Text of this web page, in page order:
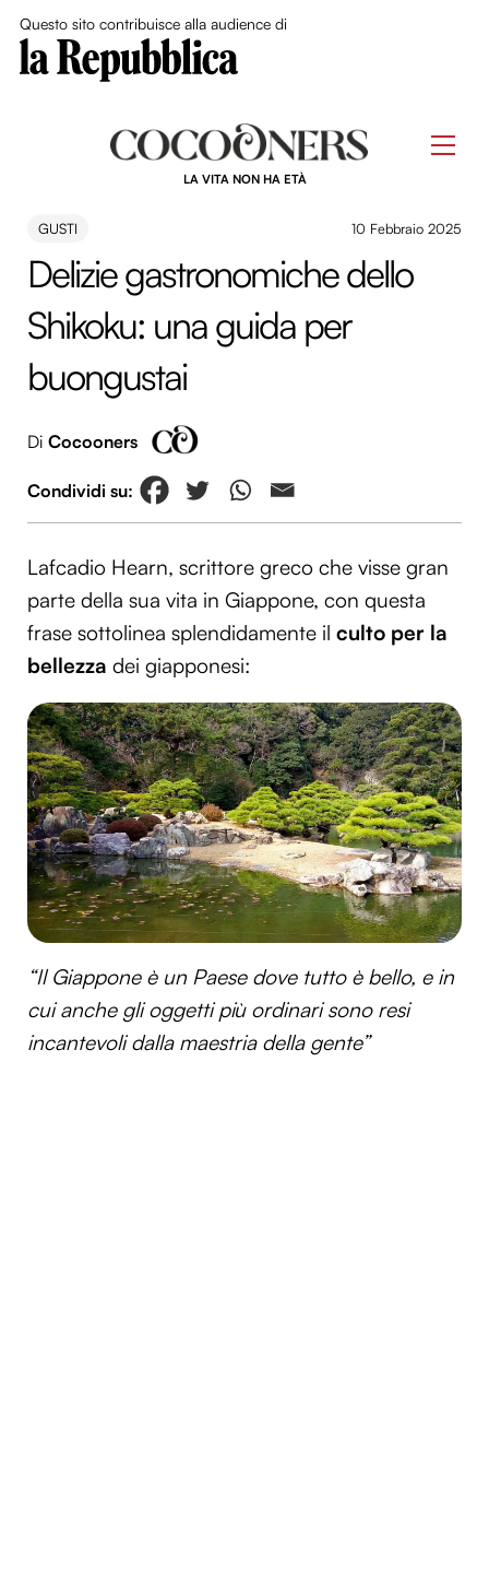
Questo sito contribuisce alla audience di
LA VITA NON HA ETÀ
GUSTI 10 Febbraio 2025
Delizie gastronomiche dello
Shikoku: una guida per
buongustai
Di Cocooners
Lafcadio Hearn, scrittore greco che visse gran
parte della sua vita in Giappone, con questa
frase sottolinea splendidamente il culto per la
bellezza dei giapponesi:
“Il Giappone è un Paese dove tutto è bello, e in
cui anche gli oggetti più ordinari sono resi
incantevoli dalla maestria della gente”